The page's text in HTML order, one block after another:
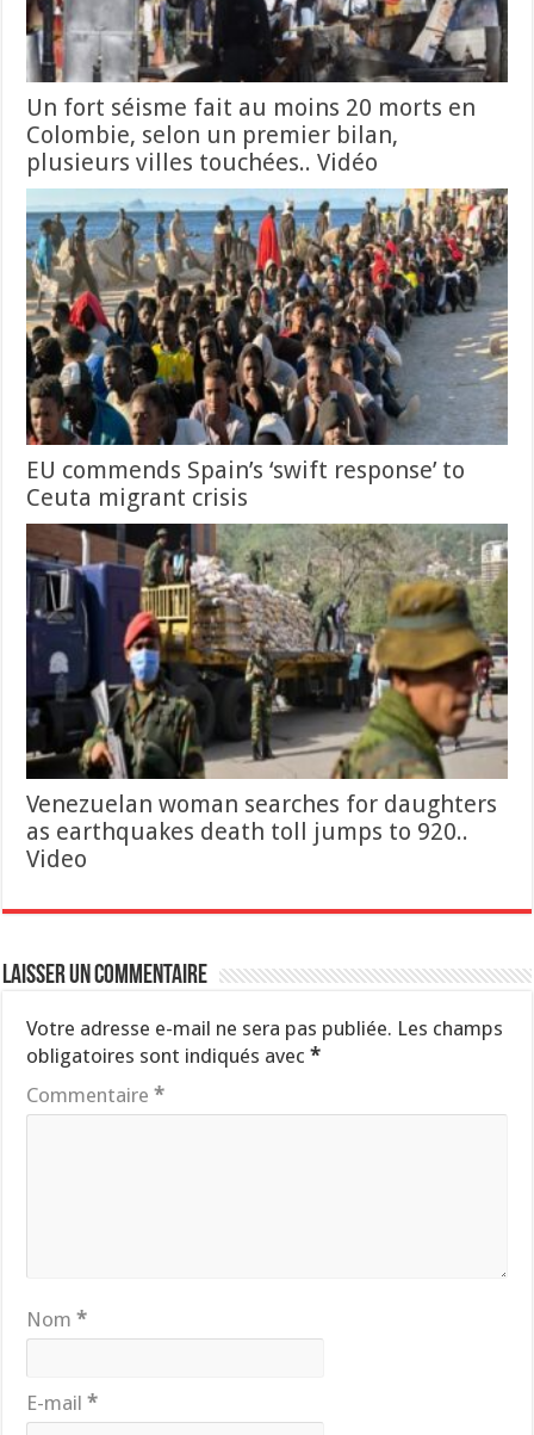
Un fort séisme fait au moins 20 morts en
Colombie, selon un premier bilan,
plusieurs villes touchées.. Vidéo
EU commends Spain’s ‘swift response’ to
Ceuta migrant crisis
Venezuelan woman searches for daughters
as earthquakes death toll jumps to 920..
Video
Laisser un commentaire
Votre adresse e-mail ne sera pas publiée. Les champs
obligatoires sont indiqués avec*
Commentaire*
Nom*
E-mail*